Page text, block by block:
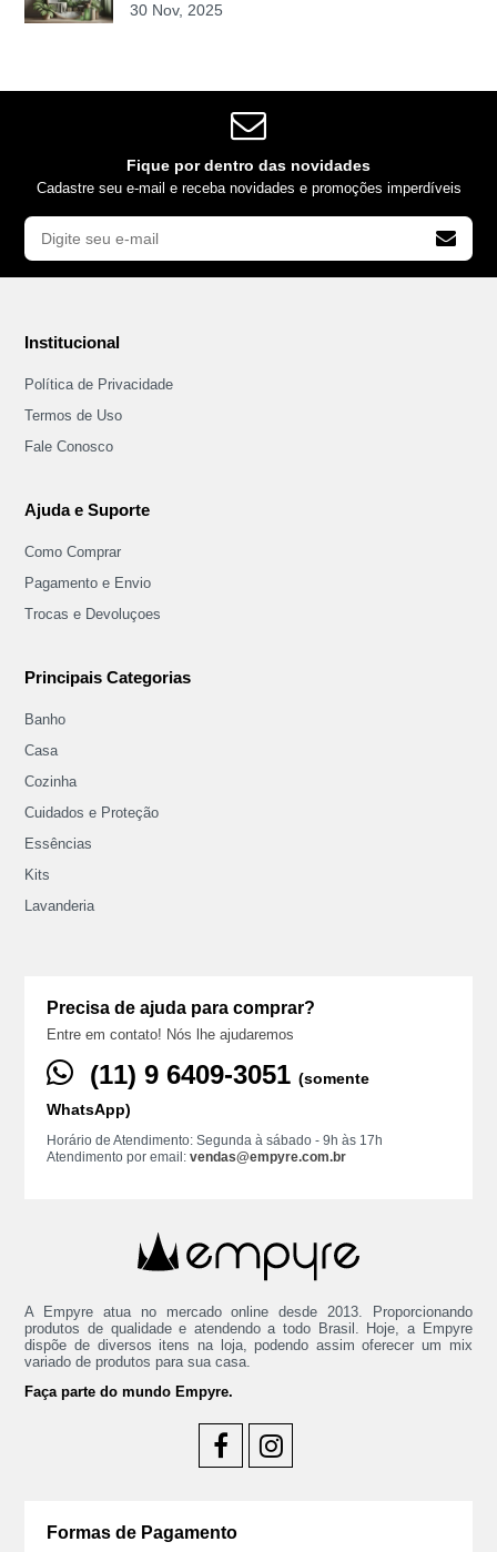
30 Nov, 2025
Fique por dentro das novidades
Cadastre seu e-mail e receba novidades e promoções imperdíveis
Institucional
Política de Privacidade
Termos de Uso
Fale Conosco
Ajuda e Suporte
Como Comprar
Pagamento e Envio
Trocas e Devoluçoes
Principais Categorias
Banho
Casa
Cozinha
Cuidados e Proteção
Essências
Kits
Lavanderia
Precisa de ajuda para comprar?
Entre em contato! Nós lhe ajudaremos
(11) ‪9 6409‑3051(somente
WhatsApp)
Horário de Atendimento: Segunda à sábado - 9h às 17h
Atendimento por email:vendas@empyre.com.br
A Empyre atua no mercado online desde 2013. Proporcionando
produtos de qualidade e atendendo a todo Brasil. Hoje, a Empyre
dispõe de diversos itens na loja, podendo assim oferecer um mix
variado de produtos para sua casa.
Faça parte do mundo Empyre.
Formas de Pagamento